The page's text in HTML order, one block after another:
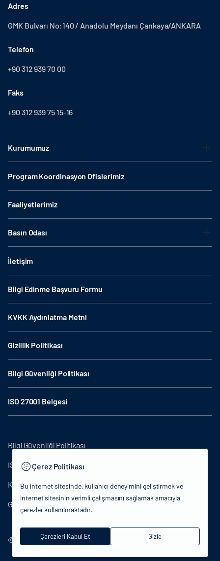
Adres
GMK Bulvarı No:140 / Anadolu Meydanı Çankaya/ANKARA
Telefon
+90 312 939 70 00
Faks
+90 312 939 75 15-16
Kurumumuz
Program Koordinasyon Ofislerimiz
Faaliyetlerimiz
Basın Odası
İletişim
Bilgi Edinme Başvuru Formu
KVKK Aydınlatma Metni
Gizlilik Politikası
Bilgi Güvenliği Politikası
ISO 27001 Belgesi
© 2024 T.C.Kütlür ve Turizm Bakanlığı - Tüm hakları saklıdır.
Bilgi Güvenliği Politikası
ISO27001
KVKK Aydınlatma Metni
Gizlilik Politikası
Çerez Politikası
Bu internet sitesinde, kullanıcı deneyimini geliştirmek ve
internet sitesinin verimli çalışmasını sağlamak amacıyla
çerezler kullanılmaktadır.
Çerezleri Kabul Et Gizle